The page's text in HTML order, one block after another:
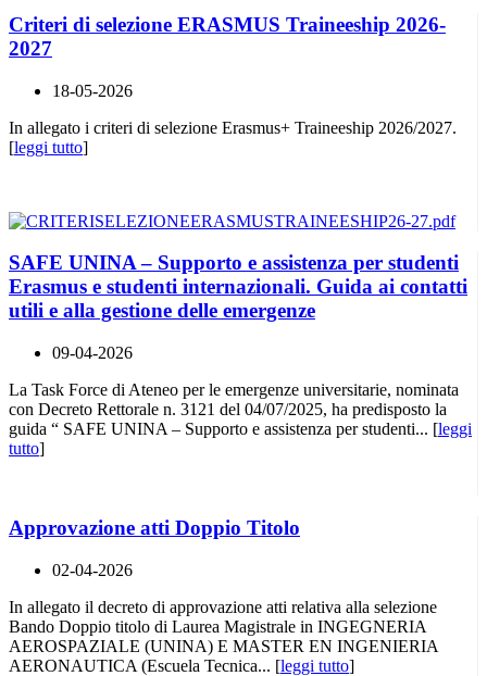
Criteri di selezione ERASMUS Traineeship 2026-
2027
18-05-2026
In allegato i criteri di selezione Erasmus+ Traineeship 2026/2027.
[leggi tutto]
SAFE UNINA – Supporto e assistenza per studenti
Erasmus e studenti internazionali. Guida ai contatti
utili e alla gestione delle emergenze
09-04-2026
La Task Force di Ateneo per le emergenze universitarie, nominata
con Decreto Rettorale n. 3121 del 04/07/2025, ha predisposto la
guida “ SAFE UNINA – Supporto e assistenza per studenti... [leggi
tutto]
Approvazione atti Doppio Titolo
02-04-2026
In allegato il decreto di approvazione atti relativa alla selezione
Bando Doppio titolo di Laurea Magistrale in INGEGNERIA
AEROSPAZIALE (UNINA) E MASTER EN INGENIERIA
AERONAUTICA (Escuela Tecnica... [leggi tutto]